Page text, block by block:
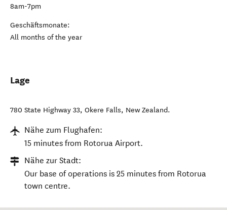
8am-7pm
Geschäftsmonate:
All months of the year
Lage
780 State Highway 33, Okere Falls, New Zealand.
Nähe zum Flughafen:
15 minutes from Rotorua Airport.
Nähe zur Stadt:
Our base of operations is 25 minutes from Rotorua
town centre.